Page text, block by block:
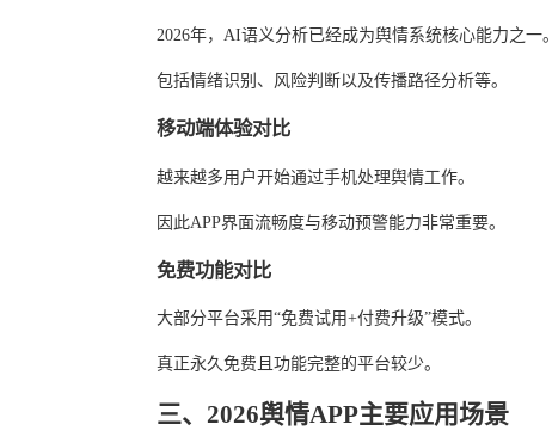
2026年，AI语义分析已经成为舆情系统核心能力之一。
包括情绪识别、风险判断以及传播路径分析等。
移动端体验对比
越来越多用户开始通过手机处理舆情工作。
因此APP界面流畅度与移动预警能力非常重要。
免费功能对比
大部分平台采用“免费试用+付费升级”模式。
真正永久免费且功能完整的平台较少。
三、2026舆情APP主要应用场景